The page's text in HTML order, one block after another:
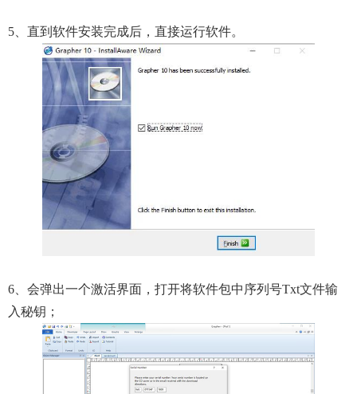
5、直到软件安装完成后，直接运行软件。
6、会弹出一个激活界面，打开将软件包中序列号txt文件输
入秘钥；